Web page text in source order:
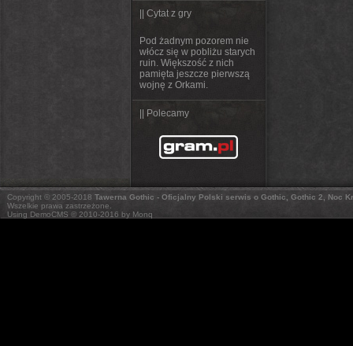
|| Cytat z gry
Pod żadnym pozorem nie
włócz się w pobliżu starych
ruin. Większość z nich
pamięta jeszcze pierwszą
wojnę z Orkami.
|| Polecamy
Copyright © 2005-2018 Tawerna Gothic - Oficjalny Polski serwis o Gothic, Gothic 2, Noc
Wszelkie prawa zastrzeżone.
Using DemoCMS © 2010-2016 by Monq